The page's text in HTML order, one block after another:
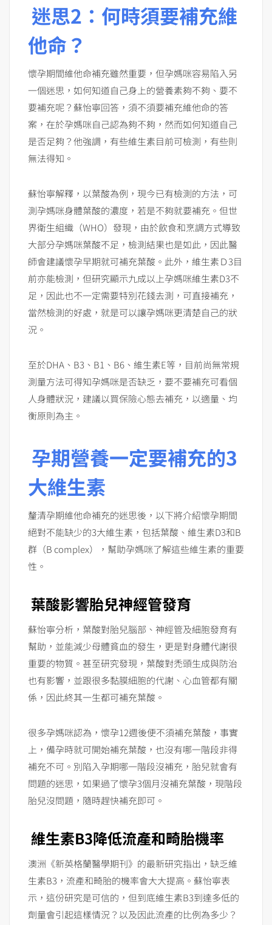
迷思2：何時須要補充維
他命？
懷孕期間維他命補充雖然重要，但孕媽咪容易陷入另
一個迷思，如何知道自己身上的營養素夠不夠、要不
要補充呢？蘇怡寧回答，須不須要補充維他命的答
案，在於孕媽咪自己認為夠不夠，然而如何知道自己
是否足夠？他強調，有些維生素目前可檢測，有些則
無法得知。
蘇怡寧解釋，以葉酸為例，現今已有檢測的方法，可
測孕媽咪身體葉酸的濃度，若是不夠就要補充。但世
界衛生組織（WHO）發現，由於飲食和烹調方式導致
大部分孕媽咪葉酸不足，檢測結果也是如此，因此醫
師會建議懷孕早期就可補充葉酸。此外，維生素Ｄ3目
前亦能檢測，但研究顯示九成以上孕媽咪維生素D3不
足，因此也不一定需要特別花錢去測，可直接補充，
當然檢測的好處，就是可以讓孕媽咪更清楚自己的狀
況。
至於DHA、B3、B1、B6、維生素E等，目前尚無常規
測量方法可得知孕媽咪是否缺乏，要不要補充可看個
人身體狀況，建議以買保險心態去補充，以適量、均
衡原則為主。
孕期營養一定要補充的3
大維生素
釐清孕期維他命補充的迷思後，以下將介紹懷孕期間
絕對不能缺少的3大維生素，包括葉酸、維生素D3和B
群（B complex），幫助孕媽咪了解這些維生素的重要
性。
葉酸影響胎兒神經管發育
蘇怡寧分析，葉酸對胎兒腦部、神經管及細胞發育有
幫助，並能減少母體貧血的發生，更是對身體代謝很
重要的物質。甚至研究發現，葉酸對禿頭生成與防治
也有影響，並跟很多黏膜細胞的代謝、心血管都有關
係，因此終其一生都可補充葉酸。
很多孕媽咪認為，懷孕12週後便不須補充葉酸，事實
上，備孕時就可開始補充葉酸，也沒有哪一階段非得
補充不可。別陷入孕期哪一階段沒補充，胎兒就會有
問題的迷思，如果過了懷孕3個月沒補充葉酸，現階段
胎兒沒問題，隨時趕快補充即可。
維生素B3降低流產和畸胎機率
澳洲《新英格蘭醫學期刊》的最新研究指出，缺乏維
生素B3，流產和畸胎的機率會大大提高。蘇怡寧表
示，這份研究是可信的，但到底維生素B3到達多低的
劑量會引起這樣情況？以及因此流產的比例為多少？